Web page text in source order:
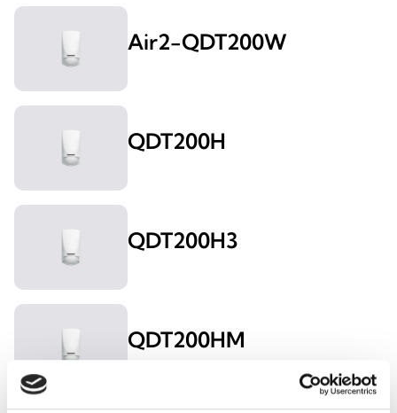
Air2-QDT200W
QDT200H
QDT200H3
QDT200HM